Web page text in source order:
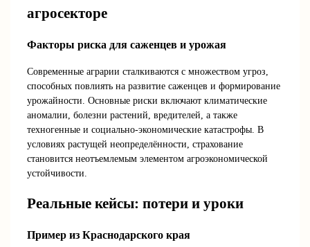
агросекторе
Факторы риска для саженцев и урожая
Современные аграрии сталкиваются с множеством угроз,
способных повлиять на развитие саженцев и формирование
урожайности. Основные риски включают климатические
аномалии, болезни растений, вредителей, а также
техногенные и социально-экономические катастрофы. В
условиях растущей неопределённости, страхование
становится неотъемлемым элементом агроэкономической
устойчивости.
Реальные кейсы: потери и уроки
Пример из Краснодарского края